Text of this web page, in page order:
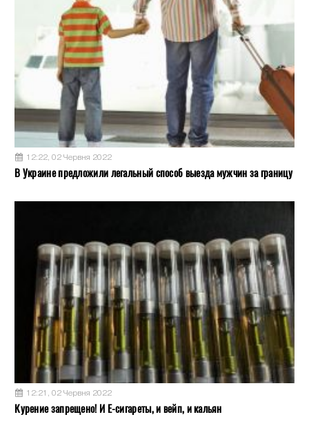
12:22, 02 Червня 2022
В Украине предложили легальный способ выезда мужчин за границу
12:21, 02 Червня 2022
Курение запрещено! И Е-сигареты, и вейп, и кальян